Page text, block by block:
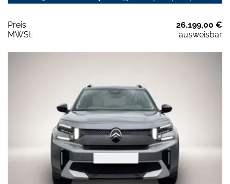
Preis:
26.199,00 €
MWSt:
ausweisbar